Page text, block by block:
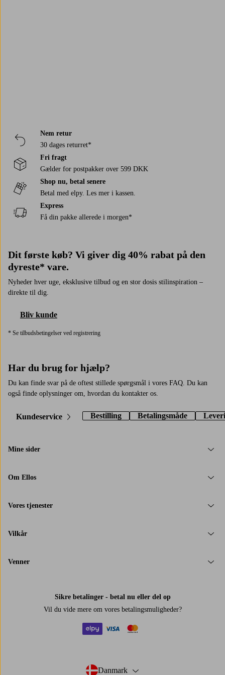
Nem retur
30 dages returret*
Fri fragt
Gælder for postpakker over 599 DKK
Shop nu, betal senere
Betal med elpy. Les mer i kassen.
Express
Få din pakke allerede i morgen*
Dit første køb? Vi giver dig 40% rabat på den
dyreste* vare.
Nyheder hver uge, eksklusive tilbud og en stor dosis stilinspiration –
direkte til dig.
Bliv kunde
* Se tilbudsbetingelser ved registrering
Har du brug for hjælp?
Du kan finde svar på de oftest stillede spørgsmål i vores FAQ. Du kan
også finde oplysninger om, hvordan du kontakter os.
Kundeservice Bestilling Betalingsmåde
Mine sider
Om Ellos
Vores tjenester
Vilkår
Venner
Sikre betalinger - betal nu eller del op
Vil du vide mere om vores betalingsmuligheder?
Danmark